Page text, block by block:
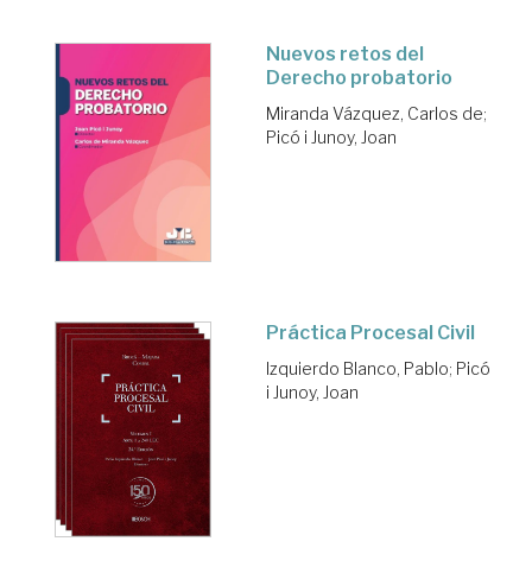
Nuevos retos del
Derecho probatorio
Miranda Vázquez, Carlos de;
Picó i Junoy, Joan
Práctica Procesal Civil
Izquierdo Blanco, Pablo; Picó
i Junoy, Joan